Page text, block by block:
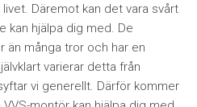
Däremot kan det vara svårt
kan hjälpa dig med. De
än många tror och har en
varierar detta från
vi generellt. Därför kommer